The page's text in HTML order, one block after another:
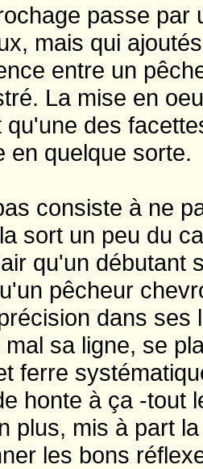
passe par
mais qui
entre un
La mise en
qu'une des
en quelque sorte.
consiste à ne
sort un peu du
qu'un débutant
pêcheur
dans ses
sa ligne, se
ferre
honte à ça -tout
plus, mis à part
les bons